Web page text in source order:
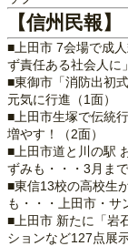
【信州民報】
■上田市 7会場で成
ず責任ある社会人に
■東御市「消防出初
元気に行進（1面）
■上田市生塚で伝統
増やす！（2面）
■上田市道と川の駅
ずみも・・・3月まで
■東信13校の高校生
も・・・上田市・サ
■上田市 新たに「岩
ションなど127点展